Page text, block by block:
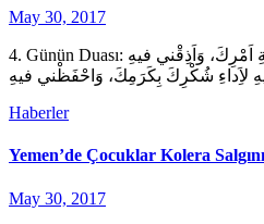
May 30, 2017
4. Günün Duası: اَللّـهُمَّ قَوِّني فيهِ عَلى اِقامَةِ اَمْرِكَ، وَاَذِقْني فيهِ
Haberler
Yemen’de Çocuklar Kolera
May 30, 2017